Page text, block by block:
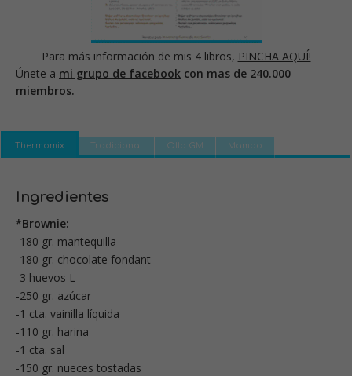
Para más información de mis 4 libros, PINCHA AQUÍ!
Únete a mi grupo de facebook con mas de 240.000
miembros.
Thermomix Tradicional Olla GM Mambo
Ingredientes
*Brownie:
-180 gr. mantequilla
-180 gr. chocolate fondant
-3 huevos L
-250 gr. azúcar
-1 cta. vainilla líquida
-110 gr. harina
-1 cta. sal
-150 gr. nueces tostadas